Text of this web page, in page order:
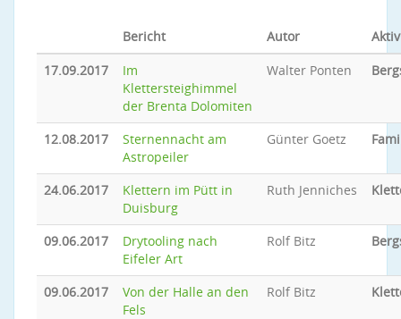
Bericht Autor
17.09.2017
Im
Klettersteighimmel
der Brenta Dolomiten
Walter Ponten
12.08.2017
Sternennacht am
Astropeiler
Günter Goetz
24.06.2017
Klettern im Pütt in
Duisburg
Ruth Jenniches
09.06.2017
Drytooling nach
Eifeler Art
Rolf Bitz
09.06.2017
Von der Halle an den
Fels
Rolf Bitz